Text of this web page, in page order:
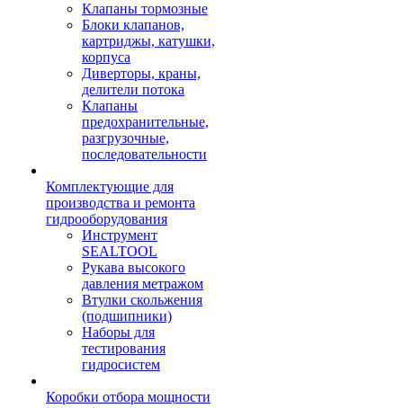
Клапаны тормозные
Блоки клапанов,
картриджы, катушки,
корпуса
Диверторы, краны,
делители потока
Клапаны
предохранительные,
разгрузочные,
последовательности
Комплектующие для
производства и ремонта
гидрооборудования
Инструмент
SEALTOOL
Рукава высокого
давления метражом
Втулки скольжения
(подшипники)
Наборы для
тестирования
гидросистем
Коробки отбора мощности